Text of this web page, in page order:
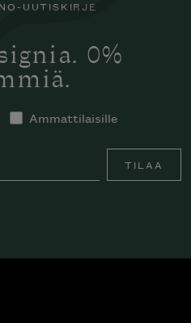
UUTISKIRJE
0%
Ammattilaisille
TILAA